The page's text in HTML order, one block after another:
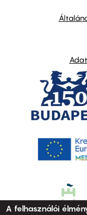
A felhasználói